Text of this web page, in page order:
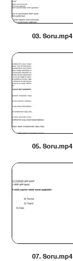
03. Soru.mp4
05. Soru.mp4
07. Soru.mp4